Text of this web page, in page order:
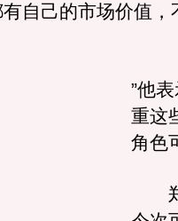
自己的市场价值，
”他
重这
角色
郑